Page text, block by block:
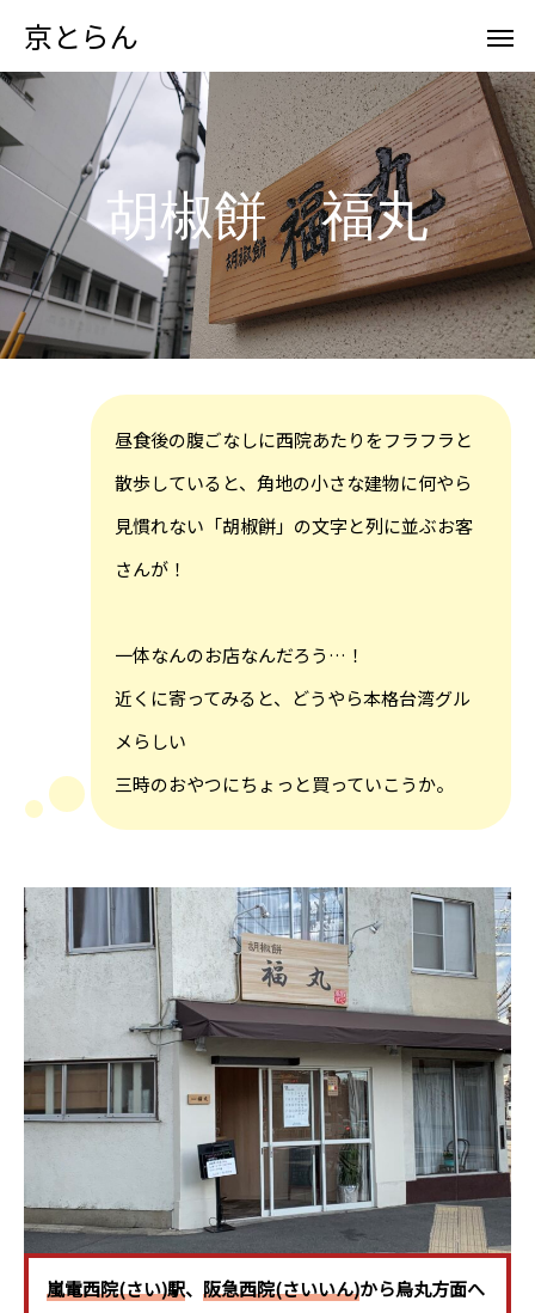
京とらん
胡椒餅 福丸
昼食後の腹ごなしに西院あたりをフラフラと
散歩していると、角地の小さな建物に何やら
見慣れない「胡椒餅」の文字と列に並ぶお客
さんが！
一体なんのお店なんだろう…！
近くに寄ってみると、どうやら本格台湾グル
メらしい
三時のおやつにちょっと買っていこうか。
嵐電西院(さい)駅、 阪急西院(さいいん)から烏丸方面へ